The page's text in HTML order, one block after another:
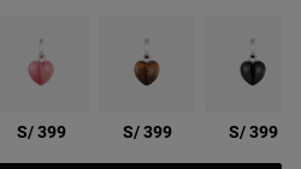
S/ 399 S/ 399 S/ 399